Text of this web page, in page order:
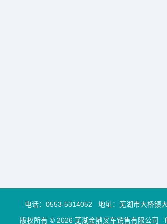
电话： 0553-5314052
地址：芜湖市大桥镇
版权所有 © 2026 芜湖金鼎叉车销售有限公司